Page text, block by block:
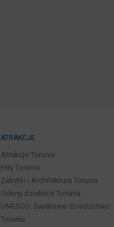
ATRAKCJE
Atrakcje Torunia
Hity Torunia
Zabytki i Architektura Torunia
Odkryj dzielnice Torunia
UNESCO: Światowe dziedzictwo
Torunia